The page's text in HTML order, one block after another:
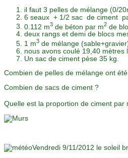
il faut 3 pelles de mélange (0/
6 seaux + 1/2 sac de ciment
0.112 m3 de béton par m2 de
deux rangs et demi de blocs
1 m3 de mélange
nous avons coulé 19,40 mètres
Un sac de ciment pèse 35 kg.
Combien de pelles de mélange ont
Combien de sacs de ciment ?
Quelle est la proportion de ciment par
Vendredi 9/11/2012 le soleil